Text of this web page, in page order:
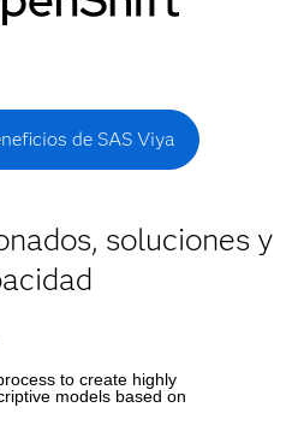
de SAS Viya
soluciones y
to create highly
models based on